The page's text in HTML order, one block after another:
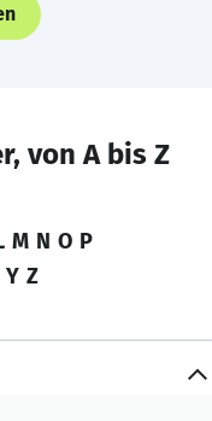
von A bis Z
M N O P
Y Z